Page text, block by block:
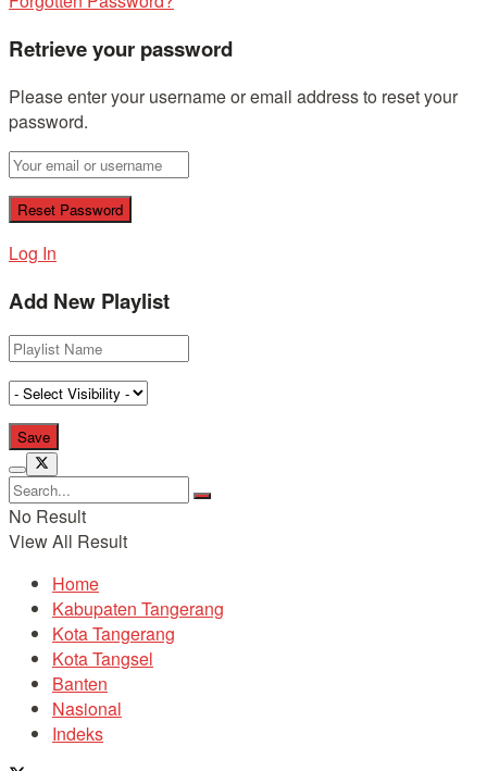
Retrieve your password
Please enter your username or email address to reset your
password.
Log In
Add New Playlist
No Result
View All Result
Home
Kabupaten Tangerang
Kota Tangerang
Kota Tangsel
Banten
Nasional
Indeks